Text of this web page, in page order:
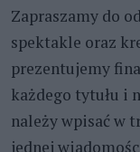
Zapraszamy do
spektakle oraz
prezentujemy
każdego tytułu i
należy wpisać w
jednej